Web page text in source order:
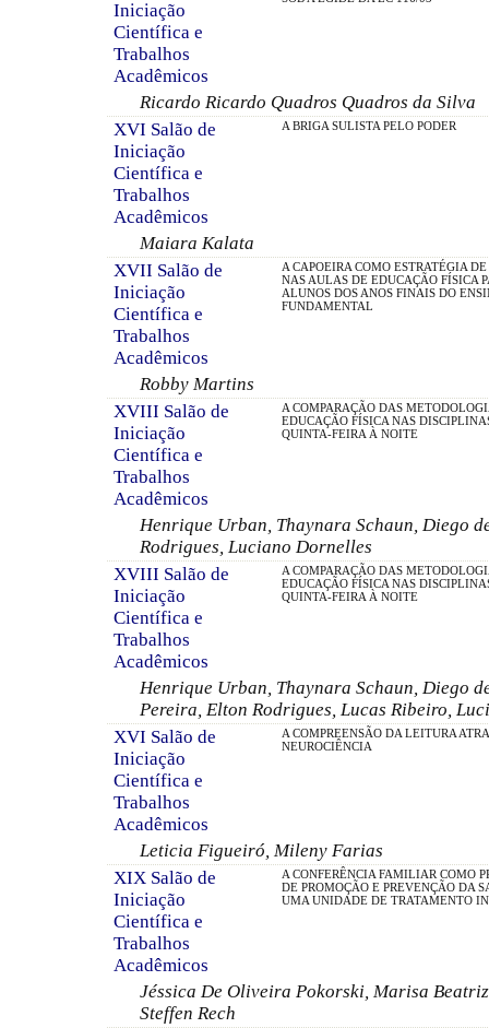
Iniciação
Científica e
Trabalhos
Acadêmicos
Ricardo Ricardo Quadros Quadros da Silva
XVI Salão de
Iniciação
Científica e
Trabalhos
Acadêmicos
A BRIGA SULISTA PELO PODER
Maiara Kalata
XVII Salão de
Iniciação
Científica e
Trabalhos
Acadêmicos
A CAPOEIRA COMO ESTRATÉGIA
NAS AULAS DE EDUCAÇÃO FÍSICA
ALUNOS DOS ANOS FINAIS DO
FUNDAMENTAL
Robby Martins
XVIII Salão de
Iniciação
Científica e
Trabalhos
Acadêmicos
A COMPARAÇÃO DAS
EDUCAÇÃO FÍSICA NAS
QUINTA-FEIRA À NOITE
Henrique Urban, Thaynara Schaun, Diego
Rodrigues, Luciano Dornelles
XVIII Salão de
Iniciação
Científica e
Trabalhos
Acadêmicos
A COMPARAÇÃO DAS
EDUCAÇÃO FÍSICA NAS
QUINTA-FEIRA À NOITE
Henrique Urban, Thaynara Schaun, Diego
Pereira, Elton Rodrigues, Lucas Ribeiro,
XVI Salão de
Iniciação
Científica e
Trabalhos
Acadêmicos
A COMPREENSÃO DA LEITURA
NEUROCIÊNCIA
Leticia Figueiró, Mileny Farias
XIX Salão de
Iniciação
Científica e
Trabalhos
Acadêmicos
A CONFERÊNCIA FAMILIAR COMO
DE PROMOÇÃO E PREVENÇÃO DA
UMA UNIDADE DE TRATAMENTO
Jéssica De Oliveira Pokorski, Marisa
Steffen Rech